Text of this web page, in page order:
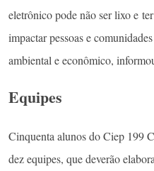
eletrônico pode não ser lixo e
impactar pessoas e
ambiental e econômico,
Equipes
Cinquenta alunos do Ciep 199
dez equipes, que deverão